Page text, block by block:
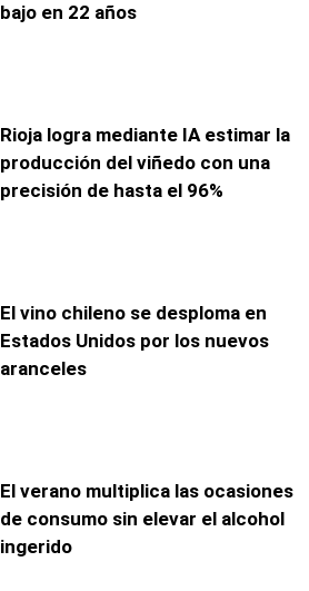
bajo en 22 años
Rioja logra mediante IA estimar la
producción del viñedo con una
precisión de hasta el 96%
El vino chileno se desploma en
Estados Unidos por los nuevos
aranceles
El verano multiplica las ocasiones
de consumo sin elevar el alcohol
ingerido